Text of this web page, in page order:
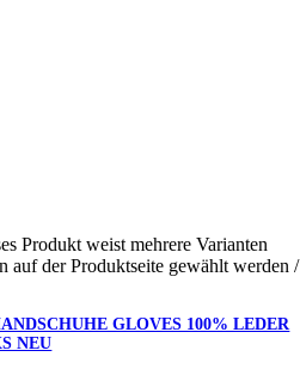
Produkt weist mehrere Varianten
auf der Produktseite gewählt werden/
GLOVES 100% LEDER
NEU